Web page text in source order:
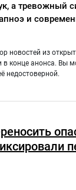
а тревожный
и
новостей из
в конце анонса. Вы
недостоверной.